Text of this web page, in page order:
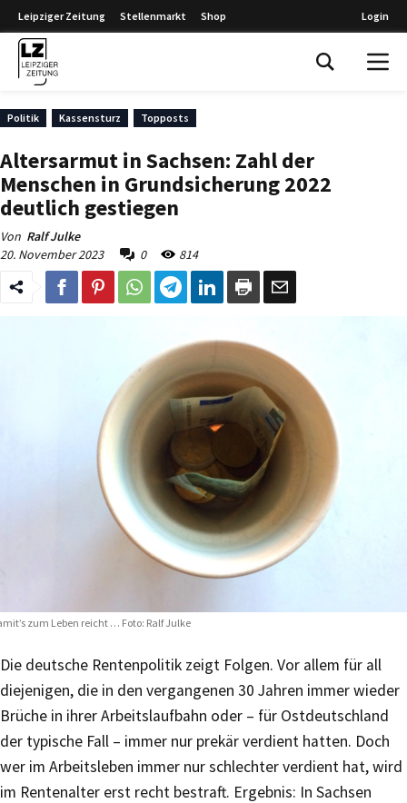
Leipziger Zeitung Stellenmarkt Shop Login
Politik Kassensturz Topposts
Altersarmut in Sachsen: Zahl der
Menschen in Grundsicherung 2022
deutlich gestiegen
Von Ralf Julke
20. November 2023
0 814
zum Leben reicht … Foto: Ralf Julke
Die deutsche Rentenpolitik zeigt Folgen. Vor allem für all
diejenigen, die in den vergangenen 30 Jahren immer wieder
Brüche in ihrer Arbeitslaufbahn oder – für Ostdeutschland
der typische Fall – immer nur prekär verdient hatten. Doch
wer im Arbeitsleben immer nur schlechter verdient hat, wird
im Rentenalter erst recht bestraft. Ergebnis: In Sachsen